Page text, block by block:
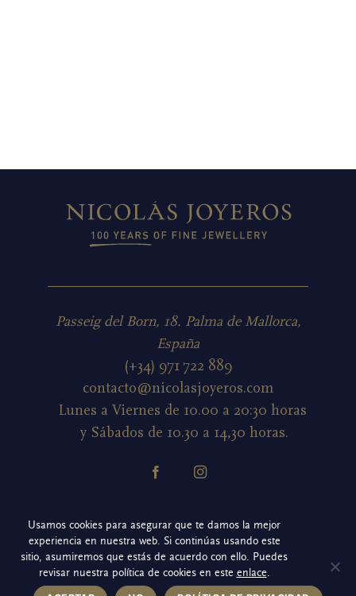
Passeig del Born, 18. Palma de Mallorca,
España
(+34) 971 722 889
contacto@nicolasjoyeros.com
Lunes a Viernes de 10.00 a 20:30 horas
y Sábados de 10.30 a 14,30 horas.
Política de cookies
Política de privacidad redes sociales
Aviso legal
Usamos cookies para asegurar que te damos la mejor
experiencia en nuestra web. Si continúas usando este
sitio, asumiremos que estás de acuerdo con ello. Puedes
revisar nuestra política de cookies en este enlace.